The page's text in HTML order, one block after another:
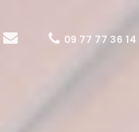
09 77 77 36 14